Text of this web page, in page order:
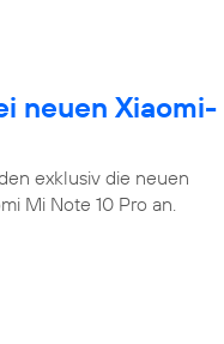
neuen Xiaomi-
exklusiv die neuen
Mi Note 10 Pro an.